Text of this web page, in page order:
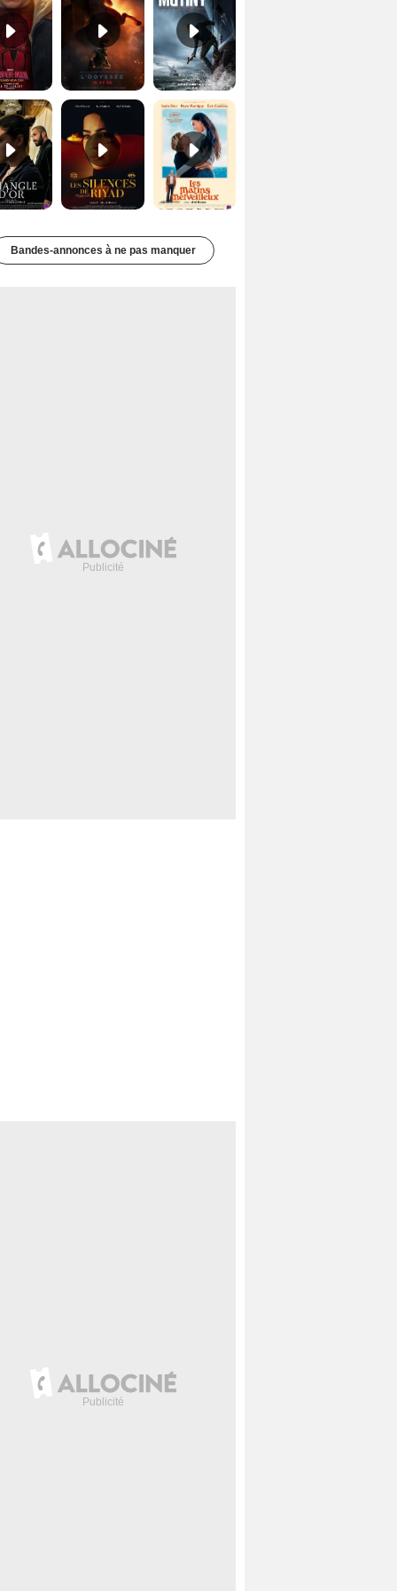
Les Silences de Riyad Bande-annonce VO STFR Les Matins merveilleux Bande-annonce VF
Bandes-annonces à ne pas manquer